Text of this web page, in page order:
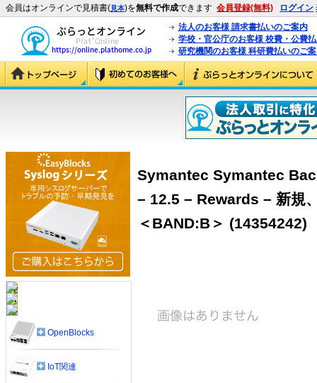
会員はオンラインで見積書(見本)を無料で作成できます 会員登録(無料) ログイン
法人のお客様 請求書払いのご案内
学校・官公庁のお客様 校費・公費
研究機関のお客様 科研費払いのご
Symantec Symantec
– 12.5 – Rewards – 新規
＜BAND:B＞ (14354242)
OpenBlocks
IoT関連